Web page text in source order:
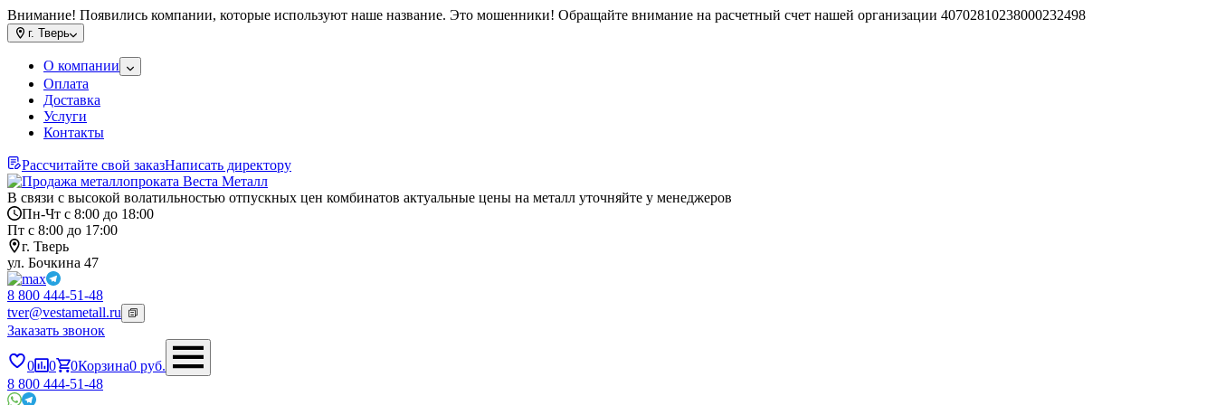
Внимание! Появились компании, которые используют наше название. Это мошенники! Обращайте внимание на расчетный счет нашей организации 40702810238000232498
г. Тверь
О компании
Оплата
Доставка
Услуги
Контакты
Рассчитайте свой заказНаписать директору
В связи с высокой волатильностью отпускных цен комбинатов актуальные цены на металл уточняйте у менеджеров
Пн-Чт с 8:00 до 18:00
Пт с 8:00 до 17:00
г. Тверь
ул. Бочкина 47
8 800 444-51-48
tver@vestametall.ru
Заказать звонок
0 0 0Корзина0 руб.
8 800 444-51-48